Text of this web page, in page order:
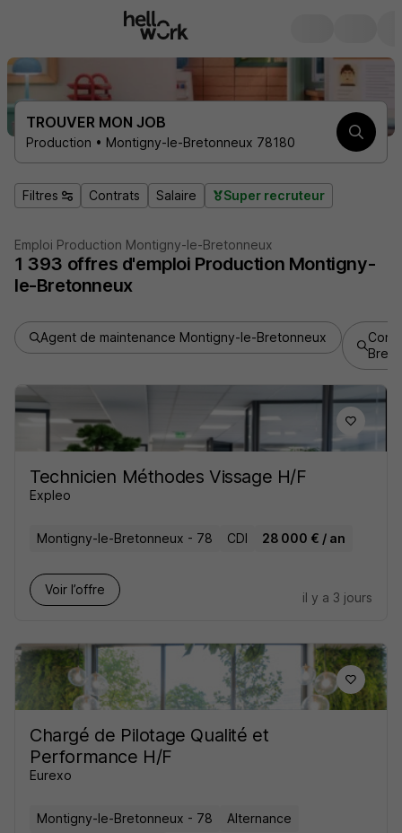
TROUVER MON JOB
Production • Montigny-le-Bretonneux 78180
Filtres Contrats Salaire Super recruteur
Emploi Production Montigny-le-Bretonneux
1 393 offres d'emploi Production Montigny-
le-Bretonneux
Agent de maintenance Montigny-le-Bretonneux
Technicien Méthodes Vissage H/F
Expleo
Montigny-le-Bretonneux - 78 CDI 28 000 € / an
Voir l’offre
il y a 3 jours
Chargé de Pilotage Qualité et
Performance H/F
Eurexo
Montigny-le-Bretonneux - 78
Alternance